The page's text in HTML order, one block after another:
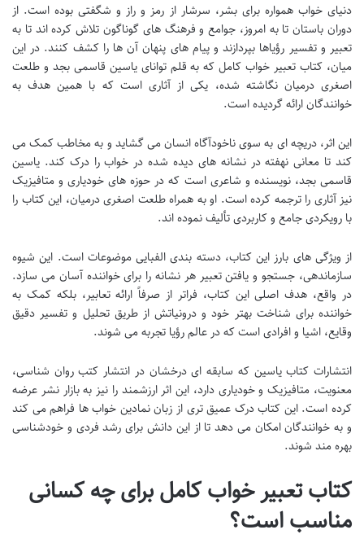
دنیای خواب همواره برای بشر، سرشار از رمز و راز و شگفتی بوده است. از
دوران باستان تا به امروز، جوامع و فرهنگ های گوناگون تلاش کرده اند تا به
تعبیر و تفسیر رؤیاها بپردازند و پیام های پنهان آن ها را کشف کنند. در این
میان، کتاب تعبیر خواب کامل که به قلم توانای یاسین قاسمی بجد و طلعت
اصغری درمیان نگاشته شده، یکی از آثاری است که با همین هدف به
خوانندگان ارائه گردیده است.
این اثر، دریچه ای به سوی ناخودآگاه انسان می گشاید و به مخاطب کمک می
کند تا معانی نهفته در نشانه های دیده شده در خواب را درک کند. یاسین
قاسمی بجد، نویسنده و شاعری است که در حوزه های خودیاری و متافیزیک
نیز آثاری را ترجمه کرده است. او به همراه طلعت اصغری درمیان، این کتاب را
با رویکردی جامع و کاربردی تألیف نموده اند.
از ویژگی های بارز این کتاب، دسته بندی الفبایی موضوعات است. این شیوه
سازماندهی، جستجو و یافتن تعبیر هر نشانه را برای خواننده آسان می سازد.
در واقع، هدف اصلی این کتاب، فراتر از صرفاً ارائه تعابیر، بلکه کمک به
خواننده برای شناخت بهتر خود و درونیاتش از طریق تحلیل و تفسیر دقیق
وقایع، اشیا و افرادی است که در عالم رؤیا تجربه می شوند.
انتشارات کتاب یاسین که سابقه ای درخشان در انتشار کتب روان شناسی،
معنویت، متافیزیک و خودیاری دارد، این اثر ارزشمند را نیز به بازار نشر عرضه
کرده است. این کتاب درک عمیق تری از زبان نمادین خواب ها فراهم می کند
و به خوانندگان امکان می دهد تا از این دانش برای رشد فردی و خودشناسی
بهره مند شوند.
کتاب تعبیر خواب کامل برای چه کسانی
مناسب است؟